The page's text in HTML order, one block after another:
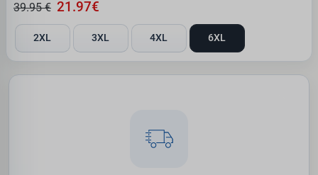
39.95 € 21.97€
2XL 3XL 4XL 6XL